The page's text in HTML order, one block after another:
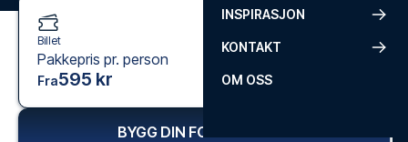
INSPIRASJON
KONTAKT
OM OSS
Billet
Pakkepris pr. person
Fra595 kr
BYGG DIN FOTBALLREISE